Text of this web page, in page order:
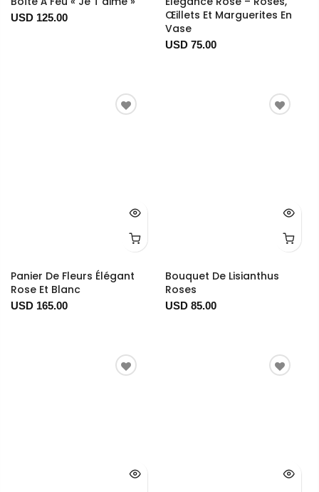
USD 125.00
Œillets Et Marguerites En
Vase
USD 75.00
Panier De Fleurs Élégant
Rose Et Blanc
USD 165.00
Bouquet De Lisianthus
Roses
USD 85.00